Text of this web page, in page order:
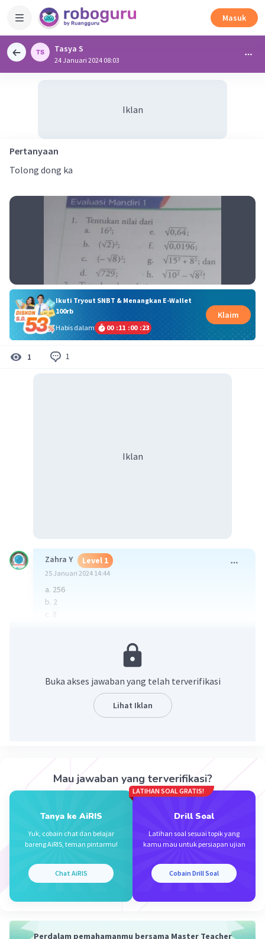
Masuk
Tasya S
24 Januari 2024 08:03
Iklan
Pertanyaan
Tolong dong ka
Ikuti Tryout SNBT & Menangkan E-Wallet
100rb
Habis dalam
00 :11 :00 :22
Klaim
1 1
Iklan
Zahra Y Level 1
25 Januari 2024 14:44
a. 256
b. 2
c. 8
Beri Rating·0.0(0) Balas
Iklan
Buka akses jawaban yang telah terverifikasi
Lihat Iklan
Mau jawaban yang terverifikasi?
Tanya ke AiRIS
Yuk, cobain chat dan belajar
bareng AiRIS, teman pintarmu!
Chat AiRIS
LATIHAN SOAL GRATIS!
Drill Soal
Latihan soal sesuai topik yang
kamu mau untuk persiapan ujian
Cobain Drill Soal
Perdalam pemahamanmu bersama Master Teacher